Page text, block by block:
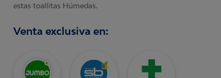
estas toallitas Húmedas.
Venta exclusiva en: